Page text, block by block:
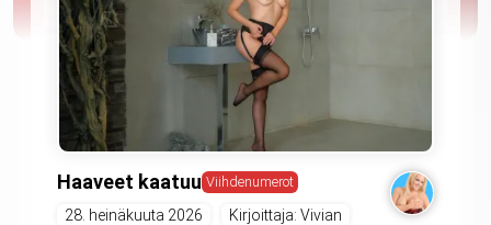
Haaveet kaatuu Viihdenumerot
28. heinäkuuta 2026 Kirjoittaja: Vivian